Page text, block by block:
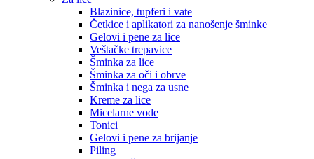
Blazinice, tupferi i vate
Četkice i aplikatori za nanošenje šminke
Gelovi i pene za lice
Veštačke trepavice
Šminka za lice
Šminka za oči i obrve
Šminka i nega za usne
Kreme za lice
Micelarne vode
Tonici
Gelovi i pene za brijanje
Piling